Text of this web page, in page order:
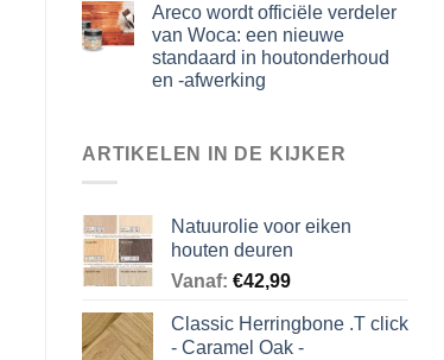
Areco wordt officiële verdeler
van Woca: een nieuwe
standaard in houtonderhoud
en -afwerking
ARTIKELEN IN DE KIJKER
Natuurolie voor eiken
houten deuren
Vanaf: €42,99
Classic Herringbone .T click
- Caramel Oak -